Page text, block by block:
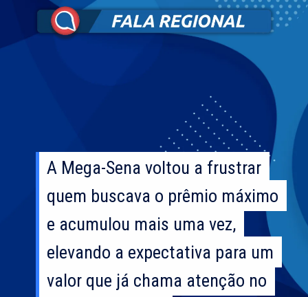
A Mega-Sena voltou a frustrar
quem buscava o prêmio máximo
e acumulou mais uma vez,
elevando a expectativa para um
valor que já chama atenção no
A Mega-Sena voltou a frustrar
quem buscava o prêmio máximo
e acumulou mais uma vez,
elevando a expectativa para um
valor que já chama atenção no